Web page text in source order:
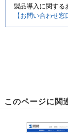
製品導入に関する
【お問い合わせ窓
このページに関